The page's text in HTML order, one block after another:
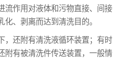
流作用对液体和污物直接、间接
、剥离而达到清洗目的。
，还附有清洗液循环装置；有时
附有被清洗件传送装置，一般情